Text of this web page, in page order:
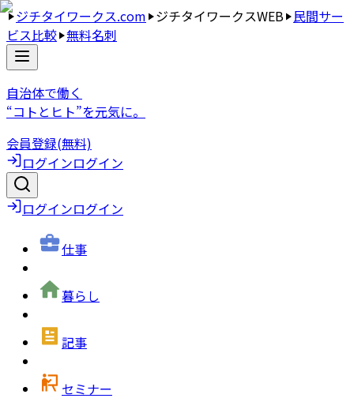
ジチタイワークス.com ジチタイワークスWEB 民間サー
ビス比較 無料名刺
自治体で働く
“コトとヒト”を元気に。
会員登録(無料)
ログインログイン
ログインログイン
仕事
暮らし
記事
セミナー